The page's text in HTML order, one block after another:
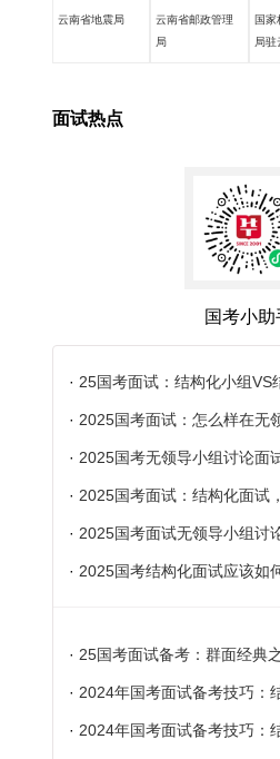
云南省地震局
云南省邮政管理
局
国家
局驻
面试热点
国考小助
· 25国考面试：结构化小组VS结
· 2025国考面试：怎么样在无领导
· 2025国考无领导小组讨论面
· 2025国考面试：结构化面试
· 2025国考面试无领导小组讨
· 2025国考结构化面试应该如
· 25国考面试备考：群面经典
· 2024年国考面试备考技巧：
· 2024年国考面试备考技巧：结构化小组